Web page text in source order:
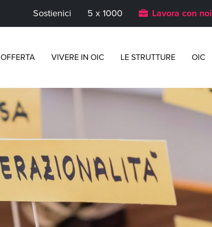
Sostienici 5 x 1000 Lavora con noi
OFFERTA VIVERE IN OIC LE STRUTTURE OIC